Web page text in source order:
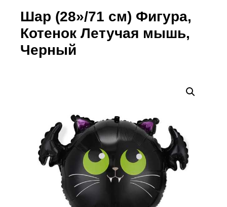
Шар (28»/71 см) Фигура,
Котенок Летучая мышь,
Черный